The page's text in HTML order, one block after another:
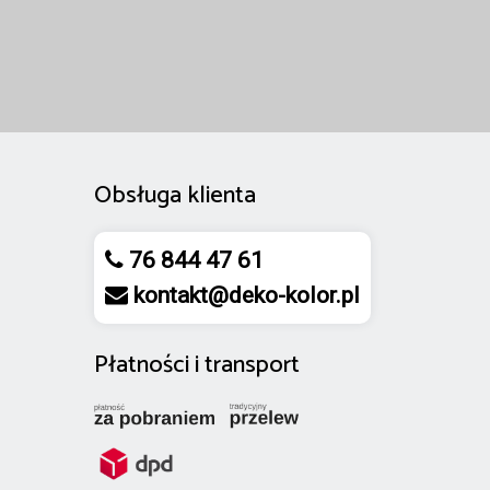
Obsługa klienta
76 844 47 61
kontakt@deko-kolor.pl
Płatnościitransport